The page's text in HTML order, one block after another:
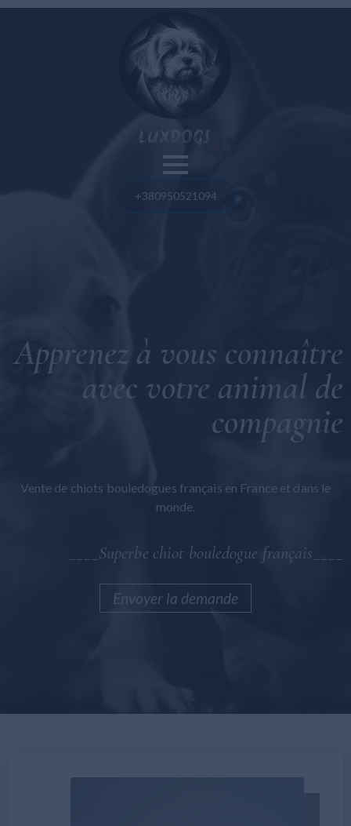
LUXDOGS
Bolognaise maltaise
+380950521094
Apprenez à vous connaître
avec votre animal de
compagnie
Vente de chiots bouledogues français en France et dans le
monde.
____Superbe chiot bouledogue français____
Envoyer la demande